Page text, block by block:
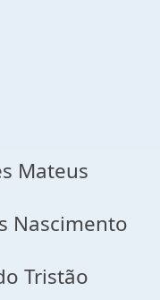
Mateus
Nascimento
Tristão